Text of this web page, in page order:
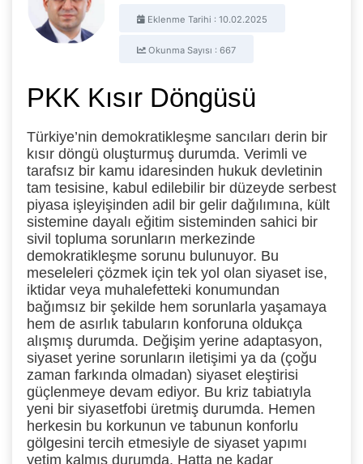
Eklenme Tarihi : 10.02.2025
Okunma Sayısı : 667
PKK Kısır Döngüsü
Türkiye’nin demokratikleşme sancıları derin bir
kısır döngü oluşturmuş durumda. Verimli ve
tarafsız bir kamu idaresinden hukuk devletinin
tam tesisine, kabul edilebilir bir düzeyde serbest
piyasa işleyişinden adil bir gelir dağılımına, kült
sistemine dayalı eğitim sisteminden sahici bir
sivil topluma sorunların merkezinde
demokratikleşme sorunu bulunuyor. Bu
meseleleri çözmek için tek yol olan siyaset ise,
iktidar veya muhalefetteki konumundan
bağımsız bir şekilde hem sorunlarla yaşamaya
hem de asırlık tabuların konforuna oldukça
alışmış durumda. Değişim yerine adaptasyon,
siyaset yerine sorunların iletişimi ya da (çoğu
zaman farkında olmadan) siyaset eleştirisi
güçlenmeye devam ediyor. Bu kriz tabiatıyla
yeni bir siyasetfobi üretmiş durumda. Hemen
herkesin bu korkunun ve tabunun konforlu
gölgesini tercih etmesiyle de siyaset yapımı
yetim kalmış durumda. Hatta ne kadar